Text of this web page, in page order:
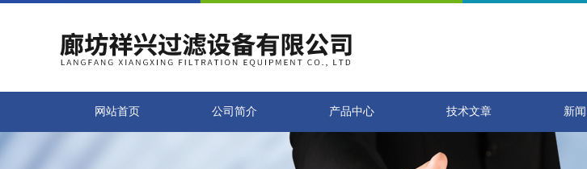
网站首页 公司简介 产品中心 技术文章 新